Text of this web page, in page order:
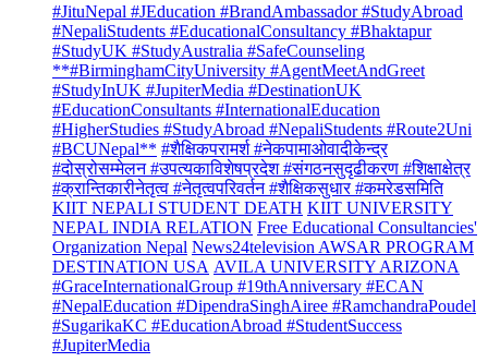
#JituNepal #JEducation #BrandAmbassador #StudyAbroad
#NepaliStudents #EducationalConsultancy #Bhaktapur
#StudyUK #StudyAustralia #SafeCounseling
**#BirminghamCityUniversity #AgentMeetAndGreet
#StudyInUK #JupiterMedia #DestinationUK
#EducationConsultants #InternationalEducation
#HigherStudies #StudyAbroad #NepaliStudents #Route2Uni
#BCUNepal** #शैक्षिकपरामर्श #नेकपामाओवादीकेन्द्र
#दोस्रोसम्मेलन #उपत्यकाविशेषप्रदेश #संगठनसुदृढीकरण #शिक्षाक्षेत्र
#क्रान्तिकारीनेतृत्व #नेतृत्वपरिवर्तन #शैक्षिकसुधार #कमरेडसमिति
KIIT NEPALI STUDENT DEATH KIIT UNIVERSITY
NEPAL INDIA RELATION Free Educational Consultancies'
Organization Nepal News24television AWSAR PROGRAM
DESTINATION USA AVILA UNIVERSITY ARIZONA
#GraceInternationalGroup #19thAnniversary #ECAN
#NepalEducation #DipendraSinghAiree #RamchandraPoudel
#SugarikaKC #EducationAbroad #StudentSuccess
#JupiterMedia